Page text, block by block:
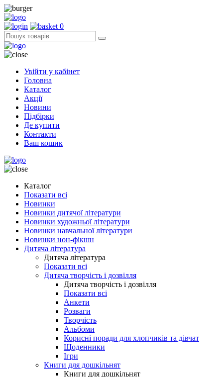
0
Увійти у кабінет
Головна
Каталог
Акції
Новини
Підбірки
Де купити
Контакти
Ваш кошик
Каталог
Показати всі
Новинки
Новинки дитячої літератури
Новинки художньої літератури
Новинки навчальної літератури
Новинки нон-фікшн
Дитяча література
Дитяча література
Показати всі
Дитяча творчість і дозвілля
Дитяча творчість і дозвілля
Показати всі
Анкети
Розваги
Творчість
Альбоми
Корисні поради для хлопчиків та дівчат
Щоденники
Ігри
Книги для дошкільнят
Книги для дошкільнят